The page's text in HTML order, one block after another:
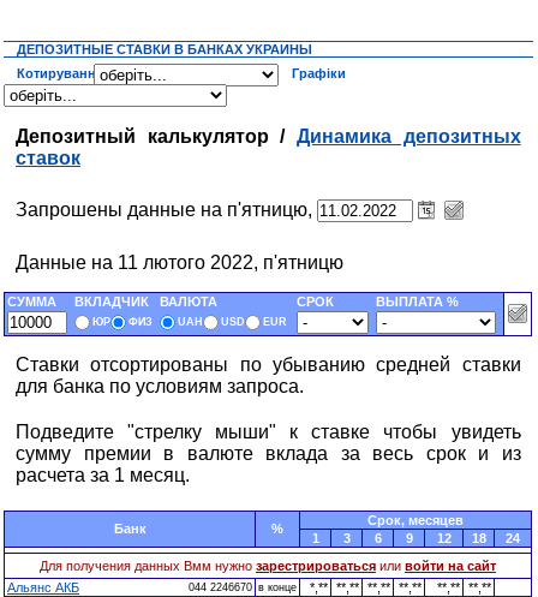
ДЕПОЗИТНЫЕ СТАВКИ В БАНКАХ УКРАИНЫ
Котирування
Графіки
Депозитный калькулятор / Динамика депозитных
ставок
Запрошены данные на п'ятницю,
Данные на 11 лютого 2022, п'ятницю
СУММА ВКЛАДЧИК ВАЛЮТА СРОК ВЫПЛАТА %
ЮР ФИЗ UAH USD EUR
Ставки отсортированы по убыванию средней ставки
для банка по условиям запроса.
Подведите "стрелку мыши" к ставке чтобы увидеть
сумму премии в валюте вклада за весь срок и из
расчета за 1 месяц.
Банк %
Cрок, месяцев
1
3 6 9 12 18
24
Для получения данных Вмм нужно зарестрироваться или войти на сайт
Альянс АКБ
044 2246670 в конце *,** **,** **,** **,** **,** **,**